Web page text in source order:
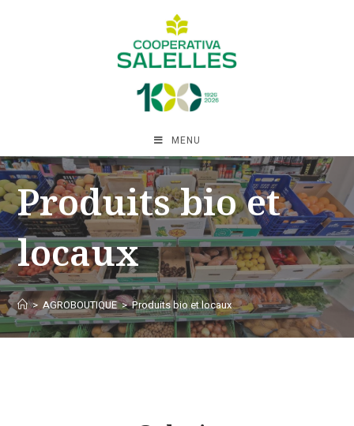
MENU
Produits bio et
locaux
> AGROBOUTIQUE > Produits bio et locaux